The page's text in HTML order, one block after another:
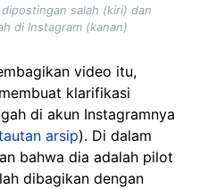
salah (kiri) dan
di Instagram (kanan)
video itu,
klarifikasi
di akun Instagramnya
arsip). Di dalam
bahwa dia adalah pilot
dibagikan dengan